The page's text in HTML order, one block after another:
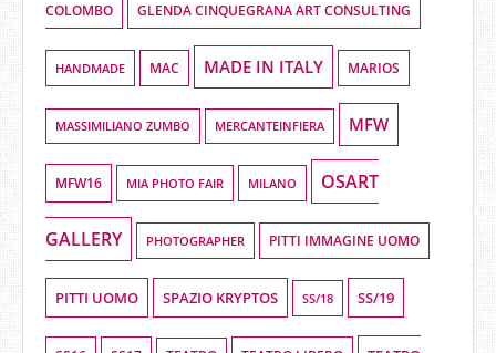
COLOMBO GLENDA CINQUEGRANA ART CONSULTING
HANDMADE MAC MADE IN ITALY MARIOS
MASSIMILIANO ZUMBO MERCANTEINFIERA MFW
MFW16 MIA PHOTO FAIR MILANO OSART
GALLERY PHOTOGRAPHER PITTI IMMAGINE UOMO
PITTI UOMO SPAZIO KRYPTOS SS/18 SS/19